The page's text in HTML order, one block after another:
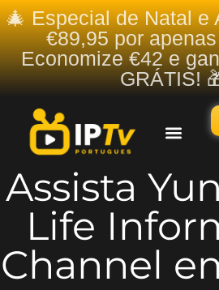
🎄 Especial de Natal e
€89,95 por
Economize €42 e
GRÁTIS!
Assista
Life
Channel